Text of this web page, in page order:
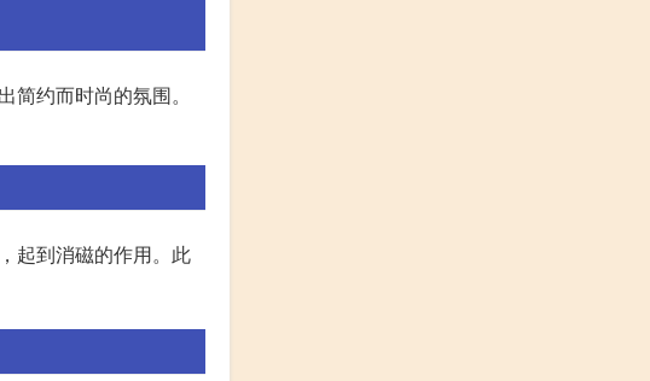
约而时尚的氛围。
起到消磁的作用。此